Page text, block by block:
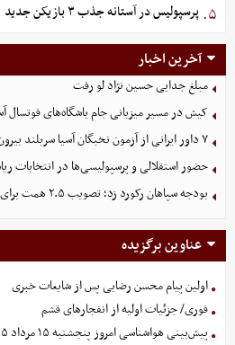
۵. پرسپولیس در آستانه جذب ۳ بازیکن جدید
آخرین اخبار
مبلغ جدایی حسین نژاد لو رفت
کیش در مسیر میزبانی جام باشگاه‌های فوتسال آسیا
۷ داور ایرانی از آزمون نخبگان آسیا سربلند بیرون آمدند
حضور استقلالی و پرسپولیسی‌ها در انتخابات
بودجه سپاهان رکورد زد؛ تصویب ۲.۵ همت برای فصل جدید
عناوین برگزیده
اولین پیام محسن رضایی پس از شایعات خبری
فوری/ جزئیات اولیه از انفجارهای قشم
پیش‌بینی هواشناسی امروز پنجشنبه ۱۵ مرداد ۱۴۰۵